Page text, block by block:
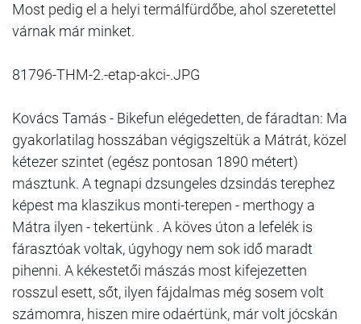
Most pedig el a helyi termálfürdőbe, ahol szeretettel
várnak már minket.
81796-THM-2.-etap-akci-.JPG
Kovács Tamás - Bikefun elégedetten, de fáradtan: Ma
gyakorlatilag hosszában végigszeltük a Mátrát, közel
kétezer szintet (egész pontosan 1890 métert)
másztunk. A tegnapi dzsungeles dzsindás terephez
képest ma klaszikus monti-terepen - merthogy a
Mátra ilyen - tekertünk . A köves úton a lefelék is
fárasztóak voltak, úgyhogy nem sok idő maradt
pihenni. A kékestetői mászás most kifejezetten
rosszul esett, sőt, ilyen fájdalmas még sosem volt
számomra, hiszen mire odaértünk, már volt jócskán